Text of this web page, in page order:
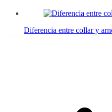
Diferencia entre collar y